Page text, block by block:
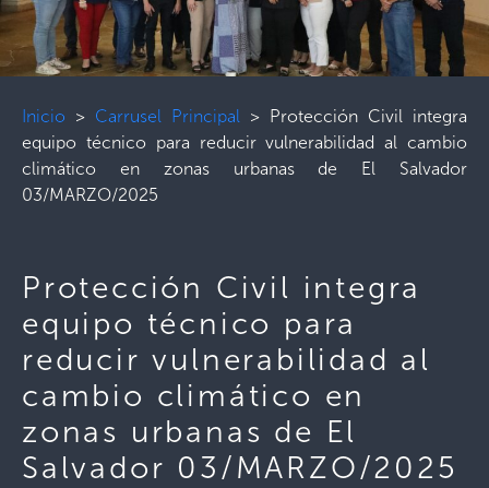
Inicio > Carrusel Principal > Protección Civil integra
equipo técnico para reducir vulnerabilidad al cambio
climático en zonas urbanas de El Salvador
03/MARZO/2025
Protección Civil integra
equipo técnico para
reducir vulnerabilidad al
cambio climático en
zonas urbanas de El
Salvador 03/MARZO/2025